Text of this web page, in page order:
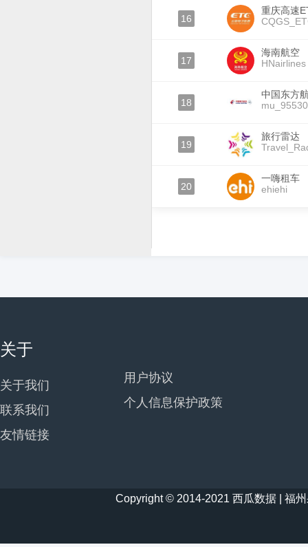
16
重庆高速
17
海南航空
HNairlines
18
中国东方
mu_95530
19
旅行雷达
20
一嗨租车
ehiehi
关于
关于我们
联系我们
友情链接
用户协议
个人信息保护政策
Copyright © 2014-2021 西瓜数据 | 福